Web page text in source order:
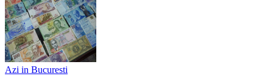
Azi in Bucuresti